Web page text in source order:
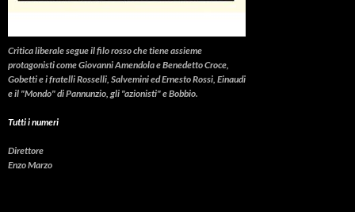
Critica liberalesegue il filo rosso che tiene assieme
protagonisti come Giovanni Amendola e Benedetto Croce,
Gobetti e i fratelli Rosselli, Salvemini ed Ernesto Rossi, Einaudi
e il "Mondo" di Pannunzio, gli "azionisti" e Bobbio.
Tutti i numeri
Direttore
Enzo Marzo